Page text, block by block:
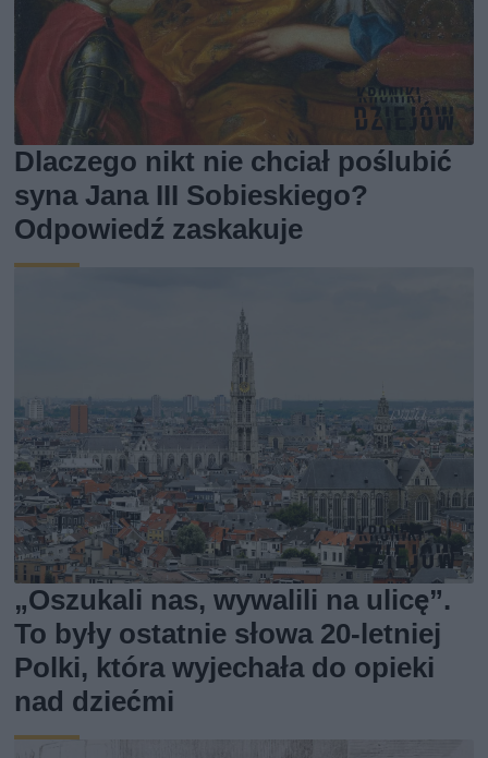
Dlaczego nikt nie chciał poślubić
syna Jana III Sobieskiego?
Odpowiedź zaskakuje
„Oszukali nas, wywalili na ulicę”.
To były ostatnie słowa 20-letniej
Polki, która wyjechała do opieki
nad dziećmi